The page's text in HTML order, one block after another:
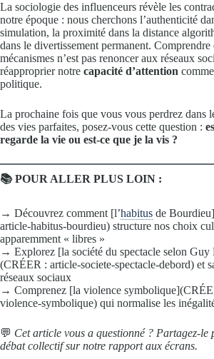
La sociologie des influenceurs révèle les
notre époque : nous cherchons l’authenticité
simulation, la proximité dans la distance
dans le divertissement permanent. Comprendre
mécanismes n’est pas renoncer aux réseaux
réapproprier notre capacité d’attention
politique.
La prochaine fois que vous vous perdrez dans
des vies parfaites, posez-vous cette question :
regarde la vie ou est-ce que je la vis ?
📚 POUR ALLER PLUS LOIN :
→ Découvrez comment [l’habitus de
article-habitus-bourdieu) structure nos choix
apparemment « libres »
→ Explorez [la société du spectacle selon Guy
(CRÉER : article-societe-spectacle-debord) et
réseaux sociaux
→ Comprenez [la violence
violence-symbolique) qui normalise les
💬 Cet article vous a questionné ? Partagez-
débat collectif sur notre rapport aux écrans.